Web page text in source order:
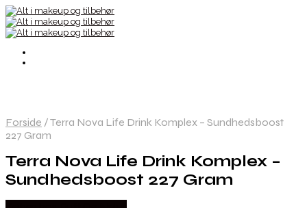
Forside /Terra Nova Life Drink Komplex – Sundhedsboost
227 Gram
Terra Nova Life Drink Komplex –
Sundhedsboost 227 Gram